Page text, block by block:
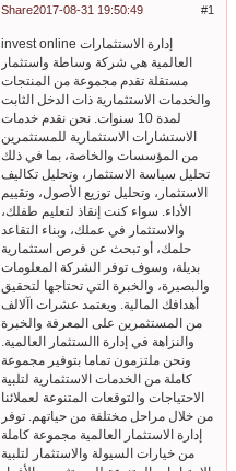
Share 1
2017-08-31 19:50:49
invest online إدارة الاستثمارات
العالمية هي شركة وساطة واستثمار
مستقلة تقدم مجموعة من المنتجات
والخدمات الاستثمارية ذات الدخل الثابت
لمدة 10 سنوات. نحن نقدم خدمات
الاستشارات الاستثمارية للمستثمرين
من المؤسسات والخاصة، بما في ذلك
تحليل سياسة الاستثمار، وتحليل تكاليف
الاستثمار، وتحليل توزيع الأصول، وتقييم
الأداء. سواء كنت إنقاذ لتعليم طفلك،
والاستثمار في عملك، وبناء التقاعد
حلمك، أو تبحث عن فرص استثمارية
بديلة، وسوف توفر الشركة المعلومات
والبصيرة، والخبرة التي تحتاجها لتحقيق
أهدافك المالية. ويعتمد عشرات اآلالف
من المستثمرين على المعرفة والخبرة
والنزاهة في إدارة االستثمار العالمية.
ونحن ملتزمون تماما بتوفير مجموعة
كاملة من الخدمات الاستثمارية لتلبية
الاحتياجات والتوقعات المتنوعة لعملائنا
من خلال مراحل مختلفة من حياتهم. توفر
إدارة الاستثمار العالمية مجموعة كاملة
من خيارات السيولة والاستثمار لتلبية